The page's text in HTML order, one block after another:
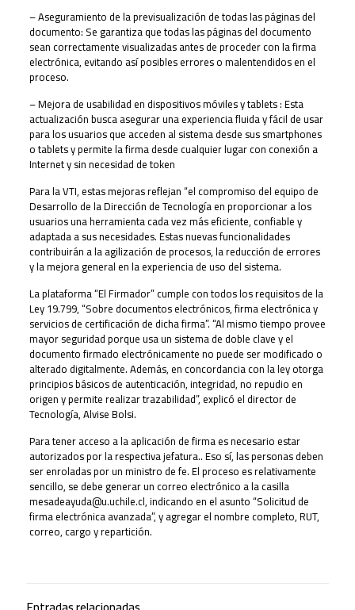
– Aseguramiento de la previsualización de todas las páginas del
documento: Se garantiza que todas las páginas del documento
sean correctamente visualizadas antes de proceder con la firma
electrónica, evitando así posibles errores o malentendidos en el
proceso.
– Mejora de usabilidad en dispositivos móviles y tablets : Esta
actualización busca asegurar una experiencia fluida y fácil de usar
para los usuarios que acceden al sistema desde sus smartphones
o tablets y permite la firma desde cualquier lugar con conexión a
Internet y sin necesidad de token
Para la VTI, estas mejoras reflejan “el compromiso del equipo de
Desarrollo de la Dirección de Tecnología en proporcionar a los
usuarios una herramienta cada vez más eficiente, confiable y
adaptada a sus necesidades. Estas nuevas funcionalidades
contribuirán a la agilización de procesos, la reducción de errores
y la mejora general en la experiencia de uso del sistema.
La plataforma “El Firmador” cumple con todos los requisitos de la
Ley 19.799, “Sobre documentos electrónicos, firma electrónica y
servicios de certificación de dicha firma”. “Al mismo tiempo provee
mayor seguridad porque usa un sistema de doble clave y el
documento firmado electrónicamente no puede ser modificado o
alterado digitalmente. Además, en concordancia con la ley otorga
principios básicos de autenticación, integridad, no repudio en
origen y permite realizar trazabilidad”, explicó el director de
Tecnología, Alvise Bolsi.
Para tener acceso a la aplicación de firma es necesario estar
autorizados por la respectiva jefatura.. Eso sí, las personas deben
ser enroladas por un ministro de fe. El proceso es relativamente
sencillo, se debe generar un correo electrónico a la casilla
mesadeayuda@u.uchile.cl, indicando en el asunto “Solicitud de
firma electrónica avanzada”, y agregar el nombre completo, RUT,
correo, cargo y repartición.